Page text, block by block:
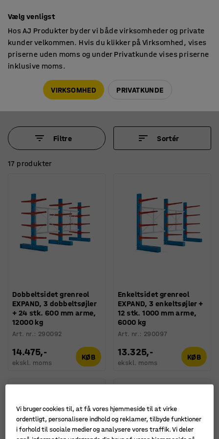
Grenreoler til opbevaring af langt gods
Filtre Sortér
17 produkter
Dobbeltsidet grenreol
EXPAND, 3 dobbeltsøjler
+ 24 stk. 600 mm arme,
12000 kg
Art. nr.: 290092
14.475,-
ekskl. moms
KØB
Enkeltsidet grenreol
EXPAND, 3 enkeltsøjler +
12 stk. 1000 mm arme,
6000 kg
Art. nr.: 290097
13.325,-
ekskl. moms
KØB
Vælg venligst
Hos AJ Produkter byder vi både virksomheder og private
kunder velkommen. Hvis du klikker på Virksomhed, vises
priserne uden moms og under Privatkunde vises priserne
inklusive moms.
VIRKSOMHED PRIVATKUNDE
Vi bruger cookies til, at få vores hjemmeside til at virke
ordentligt, personalisere indhold og reklamer, tilbyde funktioner
i forhold til sociale medier og analysere vores traffik. Vi deler